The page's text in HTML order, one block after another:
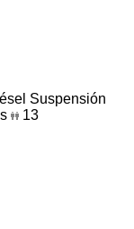
Suspensión
13